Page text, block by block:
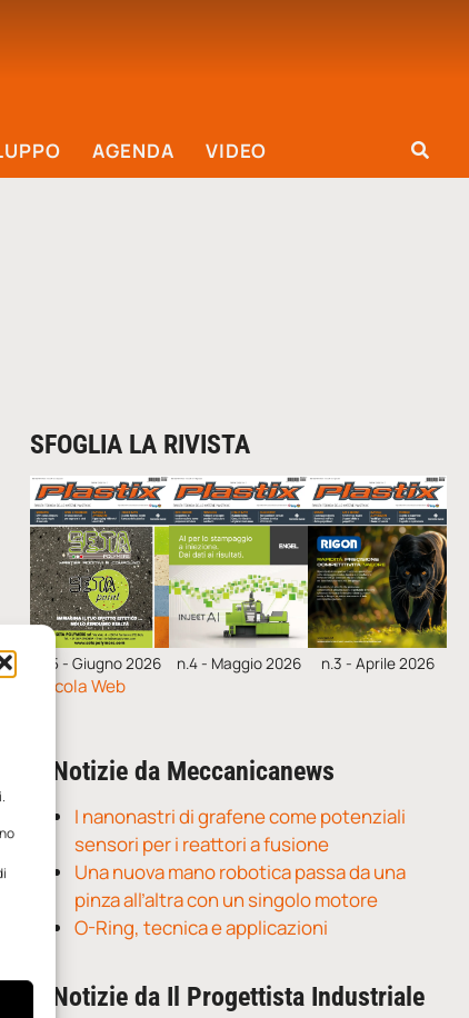
AGENDA VIDEO
SFOGLIA LA RIVISTA
n.5 - Giugno 2026 n.4 - Maggio 2026 n.3 - Aprile 2026
Edicola Web
Notizie da Meccanicanews
I nanonastri di grafene come potenziali
sensori per i reattori a fusione
Una nuova mano robotica passa da una
pinza all’altra con un singolo motore
O-Ring, tecnica e applicazioni
Notizie da Il Progettista Industriale